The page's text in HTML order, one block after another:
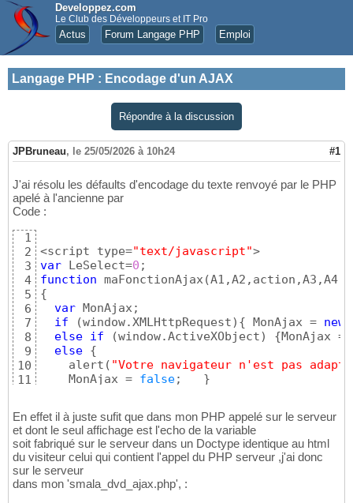
Developpez.com
Le Club des Développeurs et IT Pro
Actus Forum Langage PHP Emploi
Langage PHP : Encodage d'un AJAX
Répondre à la discussion
JPBruneau, le 25/05/2026 à 10h24 #1
J'ai résolu les défaults d'encodage du texte renvoyé par le PHP
apelé à l'ancienne par
Code :
1
2
3
4
5
6
7
8
9
10
11
<script type="text/javascript"
var LeSelect=0
function maFonctionAjax(
{
var MonAjax;
if
(window.XMLHttpRequest) { MonAjax = new
else if (window.ActiveXObject) {MonAjax =
else {
    alert
( "Votre navigateur n'est pas
    MonAjax =
false; }
En effet il à juste sufit que dans mon PHP appelé sur le serveur
et dont le seul affichage est l'echo de la variable
soit fabriqué sur le serveur dans un Doctype identique au html
du visiteur celui qui contient l'appel du PHP serveur ,j'ai donc
sur le serveur
dans mon 'smala_dvd_ajax.php', :